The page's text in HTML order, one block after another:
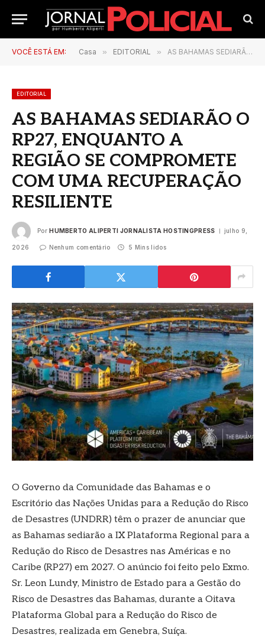
VOCÊ ESTÁ EM: Casa » EDITORIAL » AS BAHAMAS SEDIARÃO O RP27, ENQUANTO A REGIÃO SE COMPROMETE COM UMA RECUPERAÇÃO RESILIENTE
EDITORIAL
AS BAHAMAS SEDIARÃO O
RP27, ENQUANTO A
REGIÃO SE COMPROMETE
COM UMA RECUPERAÇÃO
RESILIENTE
Por HUMBERTO ALIPERTI JORNALISTA HOSTINGPRESS julho 9,
2026 Nenhum comentário 5 Mins lidos
O Governo da Comunidade das Bahamas e o
Escritório das Nações Unidas para a Redução do Risco
de Desastres (UNDRR) têm o prazer de anunciar que
as Bahamas sediarão a IX Plataforma Regional para a
Redução do Risco de Desastres nas Américas e no
Caribe (RP27) em 2027. O anúncio foi feito pelo Exmo.
Sr. Leon Lundy, Ministro de Estado para a Gestão do
Risco de Desastres das Bahamas, durante a Oitava
Plataforma Global para a Redução do Risco de
Desastres, realizada em Genebra, Suíça.